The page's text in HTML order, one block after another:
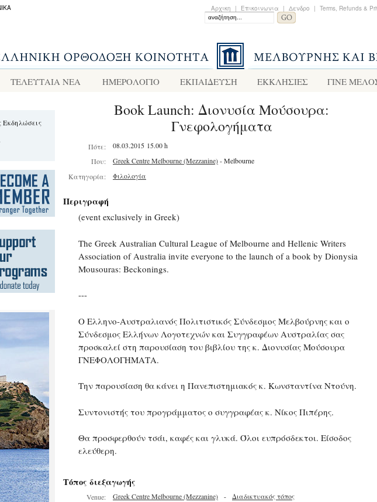
Αρχικη | Επικοινωνια | Δενδρο | Terms, Refunds &
ΤΕΛΕΥΤΑΙΑ ΝΕΑ ΗΜΕΡΟΛΟΓΙΟ ΕΚΠΑΙΔΕΥΣΗ ΕΚΚΛΗΣΙΕΣ ΓΙΝΕ
Εκδηλώσεις
Book Launch: Διονυσία Μούσουρα:
Γνεφολογήματα
Πότε:
08.03.2015 15.00 h
Που:
Greek Centre Melbourne (Mezzanine)- Melbourne
Κατηγορία:
Φιλολογία
Περιγραφή
(event exclusively in Greek)
The Greek Australian Cultural League of Melbourne and Hellenic Writers
Association of Australia invite everyone to the launch of a book by Dionysia
Mousouras: Beckonings.
---
Ο Ελληνο-Αυστραλιανός Πολιτιστικός Σύνδεσμος Μελβούρνης και ο
Σύνδεσμος Ελλήνων Λογοτεχνών και Συγγραφέων Αυστραλίας σας
προσκαλεί στη παρουσίαση του βιβλίου της κ. Διονυσίας Μούσουρα
ΓΝΕΦΟΛΟΓΗΜΑΤΑ.
Την παρουσίαση θα κάνει η Πανεπιστημιακός κ. Κωνσταντίνα Ντούνη.
Συντονιστής του προγράμματος ο συγγραφέας κ. Νίκος Πιπέρης.
Θα προσφερθούν τσάι, καφές και γλυκά. Όλοι ευπρόσδεκτοι. Είσοδος
ελεύθερη.
Τόπος διεξαγωγής
Venue: Greek Centre Melbourne (Mezzanine) - Διαδικτυακός τόπος